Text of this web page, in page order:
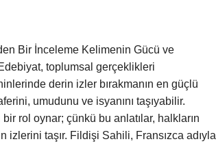
Bir İnceleme Kelimenin Gücü ve
toplumsal gerçeklikleri
derin izler bırakmanın en güçlü
umudunu ve isyanını taşıyabilir.
rol oynar; çünkü bu anlatılar, halkların
taşır. Fildişi Sahili, Fransızca adıyla